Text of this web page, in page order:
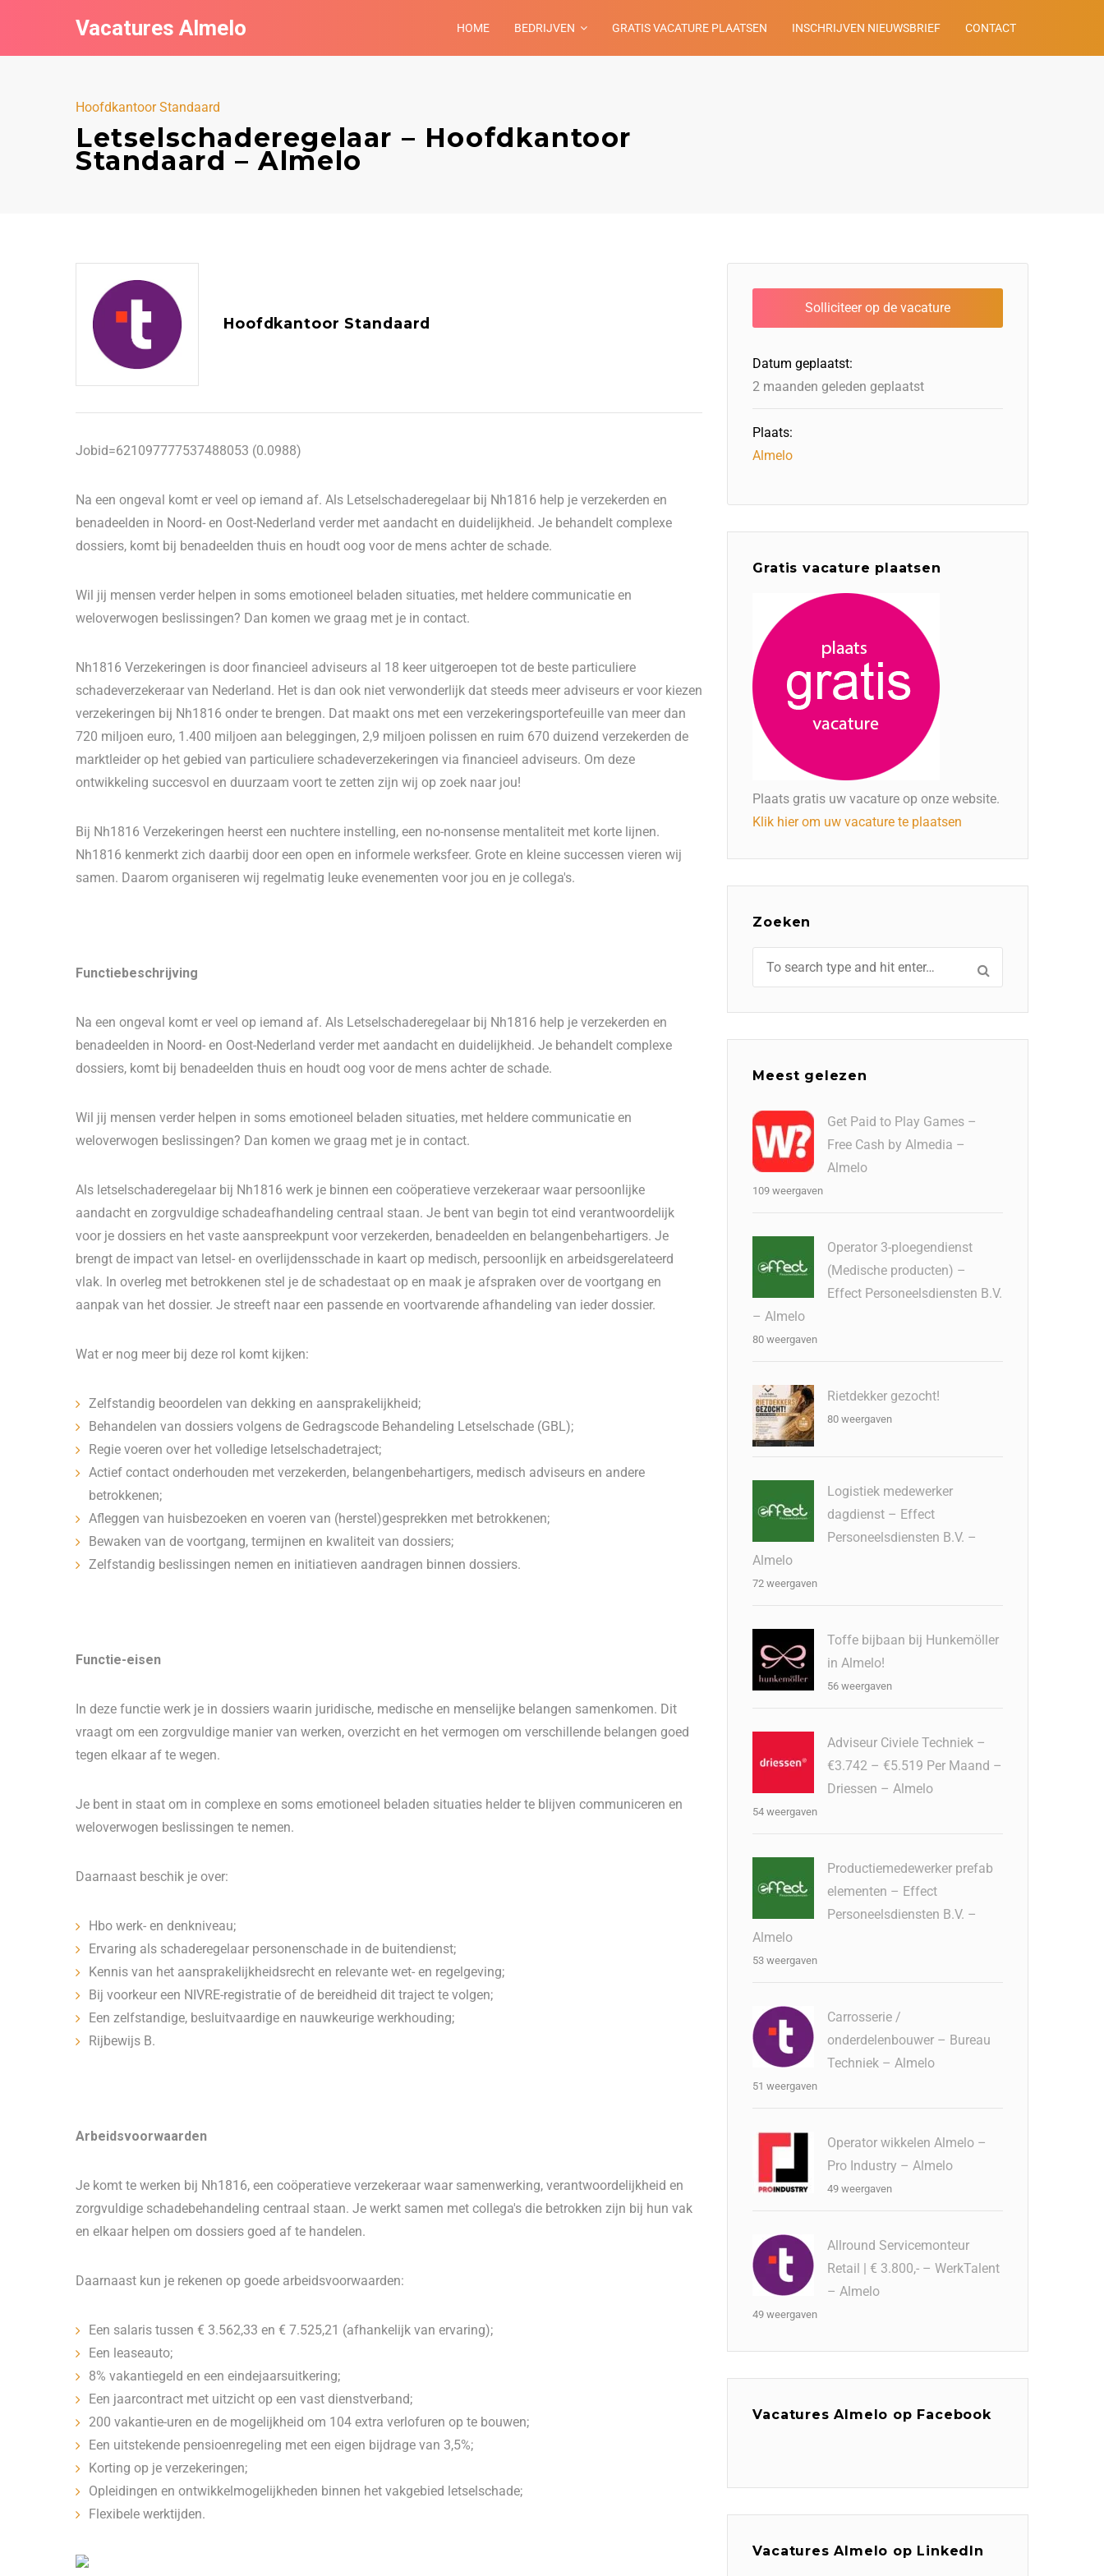
Vacatures Almelo HOME BEDRIJVEN GRATIS VACATURE PLAATSEN INSCHRIJVEN NIEUWSBRIEF CONTACT
Hoofdkantoor Standaard
Letselschaderegelaar – Hoofdkantoor
Standaard – Almelo
Hoofdkantoor Standaard
Jobid=621097777537488053 (0.0988)
Na een ongeval komt er veel op iemand af. Als Letselschaderegelaar bij Nh1816 help je verzekerden en
benadeelden in Noord- en Oost-Nederland verder met aandacht en duidelijkheid. Je behandelt complexe
dossiers, komt bij benadeelden thuis en houdt oog voor de mens achter de schade.
Wil jij mensen verder helpen in soms emotioneel beladen situaties, met heldere communicatie en
weloverwogen beslissingen? Dan komen we graag met je in contact.
Nh1816 Verzekeringen is door financieel adviseurs al 18 keer uitgeroepen tot de beste particuliere
schadeverzekeraar van Nederland. Het is dan ook niet verwonderlijk dat steeds meer adviseurs er voor kiezen
verzekeringen bij Nh1816 onder te brengen. Dat maakt ons met een verzekeringsportefeuille van meer dan
720 miljoen euro, 1.400 miljoen aan beleggingen, 2,9 miljoen polissen en ruim 670 duizend verzekerden de
marktleider op het gebied van particuliere schadeverzekeringen via financieel adviseurs. Om deze
ontwikkeling succesvol en duurzaam voort te zetten zijn wij op zoek naar jou!
Bij Nh1816 Verzekeringen heerst een nuchtere instelling, een no-nonsense mentaliteit met korte lijnen.
Nh1816 kenmerkt zich daarbij door een open en informele werksfeer. Grote en kleine successen vieren wij
samen. Daarom organiseren wij regelmatig leuke evenementen voor jou en je collega's.
Functiebeschrijving
Na een ongeval komt er veel op iemand af. Als Letselschaderegelaar bij Nh1816 help je verzekerden en
benadeelden in Noord- en Oost-Nederland verder met aandacht en duidelijkheid. Je behandelt complexe
dossiers, komt bij benadeelden thuis en houdt oog voor de mens achter de schade.
Wil jij mensen verder helpen in soms emotioneel beladen situaties, met heldere communicatie en
weloverwogen beslissingen? Dan komen we graag met je in contact.
Als letselschaderegelaar bij Nh1816 werk je binnen een coöperatieve verzekeraar waar persoonlijke
aandacht en zorgvuldige schadeafhandeling centraal staan. Je bent van begin tot eind verantwoordelijk
voor je dossiers en het vaste aanspreekpunt voor verzekerden, benadeelden en belangenbehartigers. Je
brengt de impact van letsel- en overlijdensschade in kaart op medisch, persoonlijk en arbeidsgerelateerd
vlak. In overleg met betrokkenen stel je de schadestaat op en maak je afspraken over de voortgang en
aanpak van het dossier. Je streeft naar een passende en voortvarende afhandeling van ieder dossier.
Wat er nog meer bij deze rol komt kijken:
Zelfstandig beoordelen van dekking en aansprakelijkheid;
Behandelen van dossiers volgens de Gedragscode Behandeling Letselschade (GBL);
Regie voeren over het volledige letselschadetraject;
Actief contact onderhouden met verzekerden, belangenbehartigers, medisch adviseurs en andere
betrokkenen;
Afleggen van huisbezoeken en voeren van (herstel)gesprekken met betrokkenen;
Bewaken van de voortgang, termijnen en kwaliteit van dossiers;
Zelfstandig beslissingen nemen en initiatieven aandragen binnen dossiers.
Functie-eisen
In deze functie werk je in dossiers waarin juridische, medische en menselijke belangen samenkomen. Dit
vraagt om een zorgvuldige manier van werken, overzicht en het vermogen om verschillende belangen goed
tegen elkaar af te wegen.
Je bent in staat om in complexe en soms emotioneel beladen situaties helder te blijven communiceren en
weloverwogen beslissingen te nemen.
Daarnaast beschik je over:
Hbo werk- en denkniveau;
Ervaring als schaderegelaar personenschade in de buitendienst;
Kennis van het aansprakelijkheidsrecht en relevante wet- en regelgeving;
Bij voorkeur een NIVRE-registratie of de bereidheid dit traject te volgen;
Een zelfstandige, besluitvaardige en nauwkeurige werkhouding;
Rijbewijs B.
Arbeidsvoorwaarden
Je komt te werken bij Nh1816, een coöperatieve verzekeraar waar samenwerking, verantwoordelijkheid en
zorgvuldige schadebehandeling centraal staan. Je werkt samen met collega's die betrokken zijn bij hun vak
en elkaar helpen om dossiers goed af te handelen.
Daarnaast kun je rekenen op goede arbeidsvoorwaarden:
Een salaris tussen € 3.562,33 en € 7.525,21 (afhankelijk van ervaring);
Een leaseauto;
8% vakantiegeld en een eindejaarsuitkering;
Een jaarcontract met uitzicht op een vast dienstverband;
200 vakantie-uren en de mogelijkheid om 104 extra verlofuren op te bouwen;
Een uitstekende pensioenregeling met een eigen bijdrage van 3,5%;
Korting op je verzekeringen;
Opleidingen en ontwikkelmogelijkheden binnen het vakgebied letselschade;
Flexibele werktijden.
Datum geplaatst:
2 maanden geleden geplaatst
Plaats:
Almelo
Gratis vacature plaatsen
Plaats gratis uw vacature op onze website.
Klik hier om uw vacature te plaatsen
Zoeken
Meest gelezen
Get Paid to Play Games –
Free Cash by Almedia –
Almelo
109 weergaven
Operator 3-ploegendienst
(Medische producten) –
Effect Personeelsdiensten B.V.
– Almelo
80 weergaven
Rietdekker gezocht!
80 weergaven
Logistiek medewerker
dagdienst – Effect
Personeelsdiensten B.V. –
Almelo
72 weergaven
Toffe bijbaan bij Hunkemöller
in Almelo!
56 weergaven
Adviseur Civiele Techniek –
€3.742 – €5.519 Per Maand –
Driessen – Almelo
54 weergaven
Productiemedewerker prefab
elementen – Effect
Personeelsdiensten B.V. –
Almelo
53 weergaven
Carrosserie /
onderdelenbouwer – Bureau
Techniek – Almelo
51 weergaven
Operator wikkelen Almelo –
Pro Industry – Almelo
49 weergaven
Allround Servicemonteur
Retail | € 3.800,- – WerkTalent
– Almelo
49 weergaven
Vacatures Almelo op Facebook
Vacatures Almelo op LinkedIn